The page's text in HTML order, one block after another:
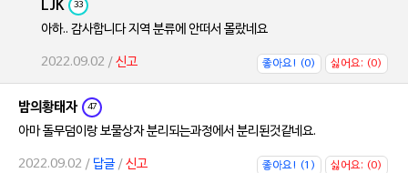
LJK 33
아하.. 감사합니다 지역 분류에 안떠서 몰랐네요
2022.09.02 / 신고 좋아요! (0) 싫어요; (0)
밤의황태자 47
아마 돌무덤이랑 보물상자 분리되는과정에서 분리된것같네요.
2022.09.02 / 답글/ 신고 좋아요! (1) 싫어요; (0)